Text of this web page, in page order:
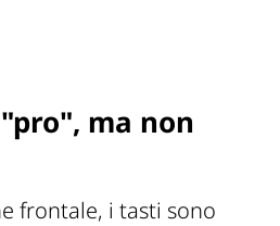
ma non
frontale, i tasti sono